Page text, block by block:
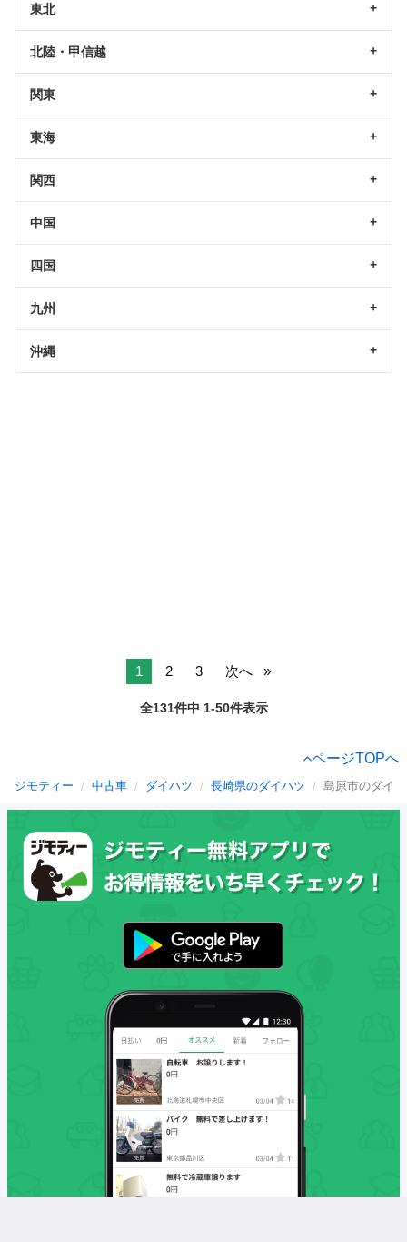
東北
北陸・甲信越
関東
東海
関西
中国
四国
九州
沖縄
1 2 3 次へ
全131件中 1-50件表示
ページTOPへ
ジモティー 中古車 ダイハツ 長崎県のダイハツ 島原市のダイ